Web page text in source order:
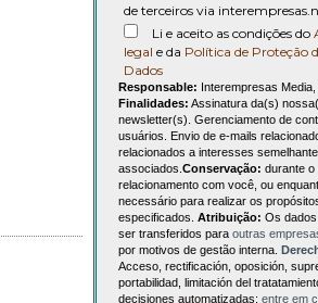
de terceiros via
Li e aceito as condições do
legal e da Política de Proteção
Dados
Responsable: Interempresas Media,
Finalidades: Assinatura da(s)
newsletter(s). Gerenciamento de
usuários. Envio de e-mails
relacionados a interesses
associados. Conservação: durante o
relacionamento com você, ou
necessário para realizar os
especificados. Atribuição: Os
ser transferidos para outras
por motivos de gestão interna.
Acceso, rectificación, oposición,
portabilidad, limitación del
decisiones automatizadas: entre em